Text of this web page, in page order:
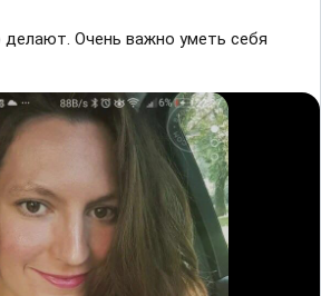
делают. Очень важно уметь себя